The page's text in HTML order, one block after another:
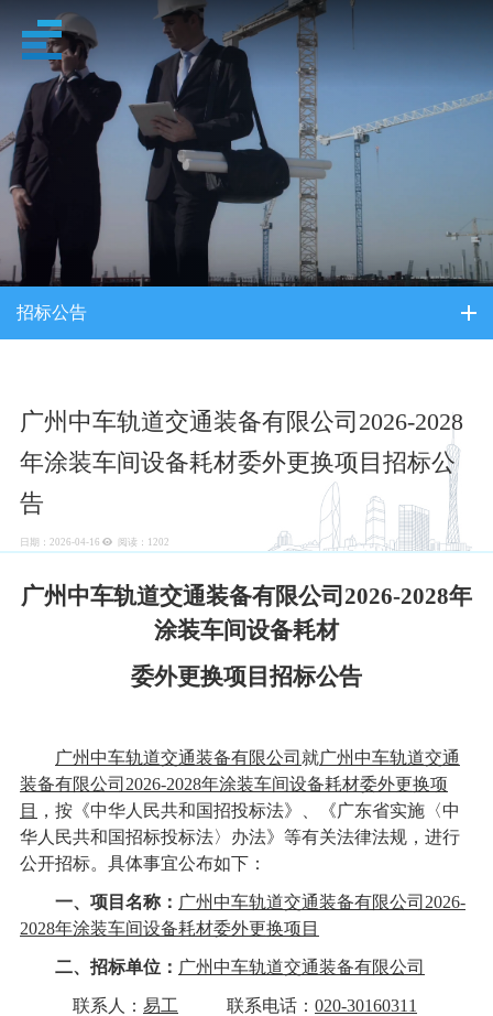
招采信息
招标公告
广州中车轨道交通装备有限公司2026-2028
年涂装车间设备耗材委外更换项目招标公
告
日期：2026-04-16 阅读： 1202
广州中车轨道交通装备有限公司 2026-2028年
涂装车间设备耗材
委外更换项目招标公告
广州中车轨道交通装备有限公司 就广州中车轨道交通
装备有限公司 2026-2028年涂装车间设备耗材委外更换项
目
，按《中华人民共和国招投标法》、《广东省实施〈中
华人民共和国招标投标法〉办法》等有关法律法规，进行
公开招标。具体事宜公布如下：
一、项目名称： 广州中车轨道交通装备有限公司 2026-
2028年涂装车间设备耗材委外更换项目
二、招标单位： 广州中车轨道交通装备有限公司
联系人： 易工 联系电话： 020-30160311